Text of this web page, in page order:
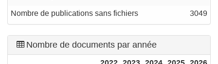
Nombre de publications sans fichiers 3049
Nombre de documents par année